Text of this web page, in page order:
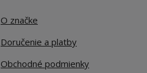
O značke
Doručenie a platby
Obchodné podmienky